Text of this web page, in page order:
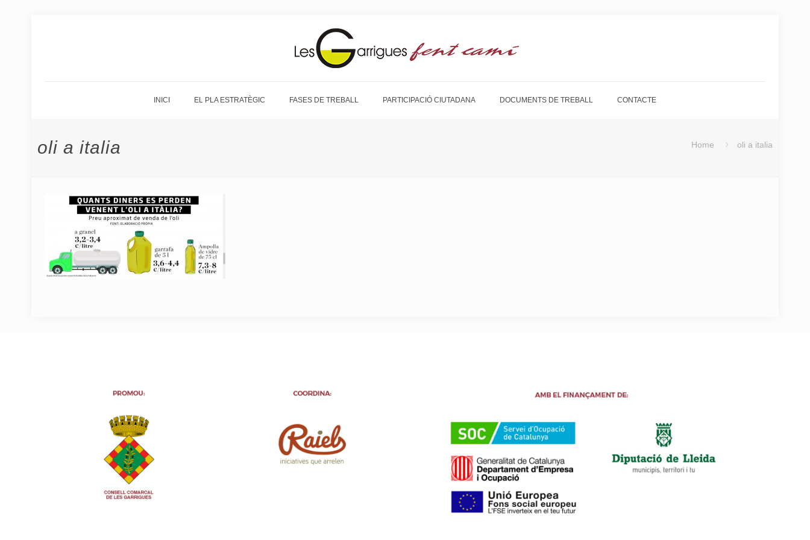
INICI EL PLA ESTRATÈGIC FASES DE TREBALL PARTICIPACIÓ CIUTADANA DOCUMENTS DE TREBALL CONTACTE
oli a italia Home oli a italia